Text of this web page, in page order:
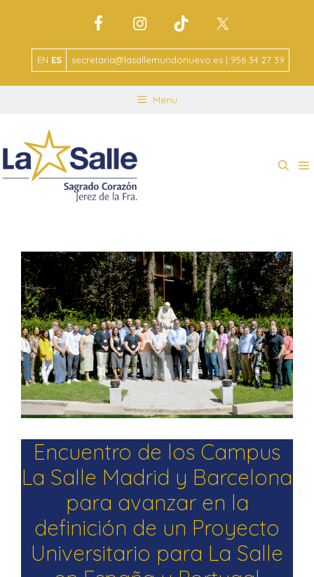
EN ES secretaria@lasallemundonuevo.es | 956 34 27 39
Menu
Encuentro de los Campus
La Salle Madrid y Barcelona
para avanzar en la
definición de un Proyecto
Universitario para La Salle